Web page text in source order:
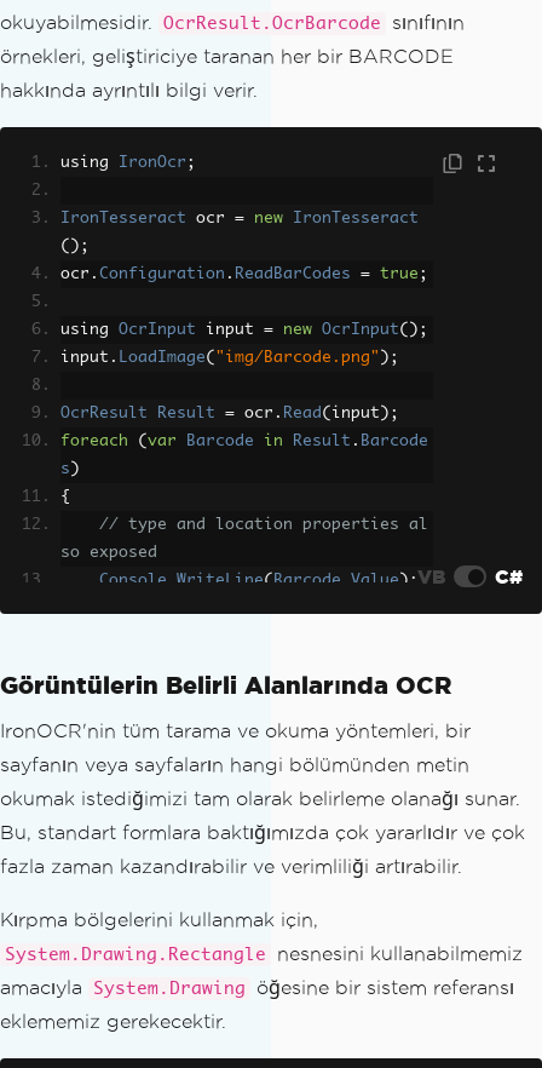
okuyabilmesidir.
OcrResult.OcrBarcode
sınıfının
örnekleri, geliştiriciye taranan her bir BARCODE
hakkında ayrıntılı bilgi verir.
using IronOcr ;
IronTesseract ocr = new
IronTesseract
();
ocr . Configuration . ReadBarCodes = true ;
using OcrInput input = new OcrInput();
input . LoadImage( "img/Barcode.png" );
OcrResult Result = ocr . Read ( input );
foreach
( var Barcode in Result . Barcode
s )
{
// type and location properties al
so exposed
Console
WriteLine( Barcode Value );VB C#
Görüntülerin Belirli Alanlarında OCR
IronOCR'nin tüm tarama ve okuma yöntemleri, bir
sayfanın veya sayfaların hangi bölümünden metin
okumak istediğimizi tam olarak belirleme olanağı sunar.
Bu, standart formlara baktığımızda çok yararlıdır ve çok
fazla zaman kazandırabilir ve verimliliği artırabilir.
Kırpma bölgelerini kullanmak için,
System.Drawing.Rectangle
nesnesini kullanabilmemiz
amacıyla
System.Drawing
öğesine bir sistem referansı
eklememiz gerekecektir.